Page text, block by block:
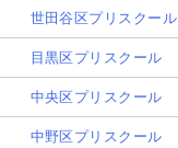
世田谷区プリスクール
目黒区プリスクール
中央区プリスクール
中野区プリスクール